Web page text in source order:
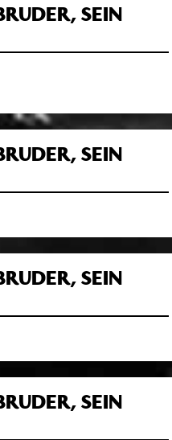
SEIN
SEIN
SEIN
SEIN